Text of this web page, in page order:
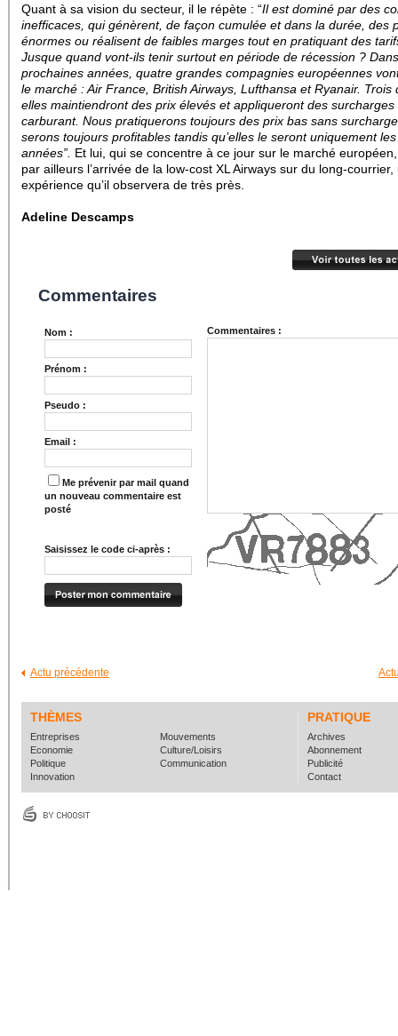
Quant à sa vision du secteur, il le répète : “Il est dominé par des
inefficaces, qui génèrent, de façon cumulée et dans la durée, des
énormes ou réalisent de faibles marges tout en pratiquant des
Jusque quand vont-ils tenir surtout en période de récession ?
prochaines années, quatre grandes compagnies européennes
le marché : Air France, British Airways, Lufthansa et Ryanair. Trois
elles maintiendront des prix élevés et appliqueront des surcharges
carburant. Nous pratiquerons toujours des prix bas sans
serons toujours profitables tandis qu’elles le seront uniquement
années”. Et lui, qui se concentre à ce jour sur le marché
par ailleurs l’arrivée de la low-cost XL Airways sur du long-courrier,
expérience qu’il observera de très près.
Adeline Descamps
Commentaires
Nom :
Prénom :
Pseudo :
Email :
Me prévenir par mail quand
un nouveau commentaire est
posté
Saisissez le code ci-après :
Commentaires :
Actu précédente
THÈMES PRATIQUE
Entreprises
Economie
Politique
Innovation
Mouvements
Culture/Loisirs
Communication
Archives
Abonnement
Publicité
Contact